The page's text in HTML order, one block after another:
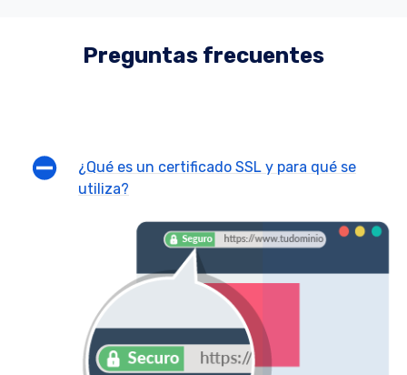
Preguntas frecuentes
¿Qué es un certificado SSL y para qué se
utiliza?